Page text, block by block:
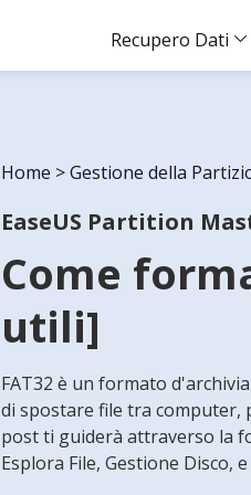
Recupero Dati
Home >Gestione della
EaseUS Partition
Come
utili]
FAT32 è un formato
di spostare file tra computer,
post ti guiderà attraverso la
Esplora File, Gestione Disco,